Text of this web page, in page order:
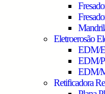
Eletroerosão
EDM/
EDM/
EDM/
Retificadora